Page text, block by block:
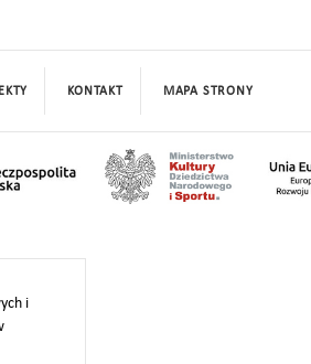
i
KONTAKT MAPA STRONY